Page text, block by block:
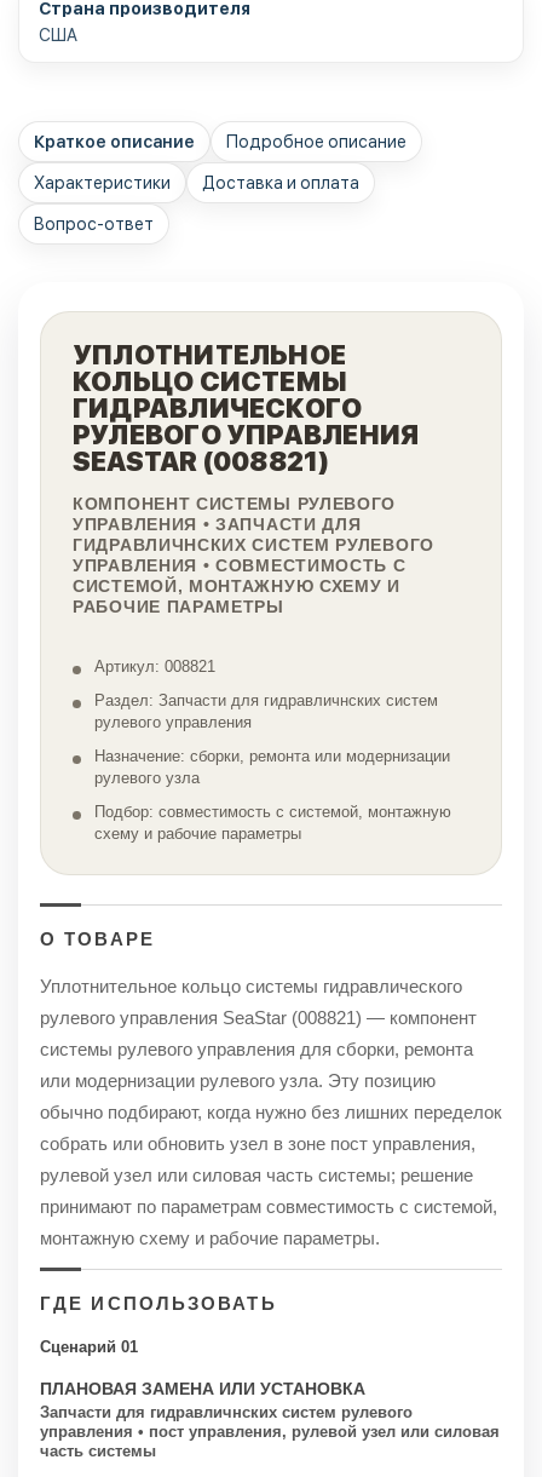
Страна производителя
США
Краткое описание Подробное описание
Характеристики Доставка и оплата
Вопрос-ответ
УПЛОТНИТЕЛЬНОЕ
КОЛЬЦО СИСТЕМЫ
ГИДРАВЛИЧЕСКОГО
РУЛЕВОГО УПРАВЛЕНИЯ
SEASTAR (008821)
КОМПОНЕНТ СИСТЕМЫ РУЛЕВОГО
УПРАВЛЕНИЯ • ЗАПЧАСТИ ДЛЯ
ГИДРАВЛИЧНСКИХ СИСТЕМ РУЛЕВОГО
УПРАВЛЕНИЯ • СОВМЕСТИМОСТЬ С
СИСТЕМОЙ, МОНТАЖНУЮ СХЕМУ И
РАБОЧИЕ ПАРАМЕТРЫ
Артикул: 008821
Раздел: Запчасти для гидравличнских систем
рулевого управления
Назначение: сборки, ремонта или модернизации
рулевого узла
Подбор: совместимость с системой, монтажную
схему и рабочие параметры
О ТОВАРЕ
Уплотнительное кольцо системы гидравлического
рулевого управления SeaStar (008821) — компонент
системы рулевого управления для сборки, ремонта
или модернизации рулевого узла. Эту позицию
обычно подбирают, когда нужно без лишних переделок
собрать или обновить узел в зоне пост управления,
рулевой узел или силовая часть системы; решение
принимают по параметрам совместимость с системой,
монтажную схему и рабочие параметры.
ГДЕ ИСПОЛЬЗОВАТЬ
Сценарий 01
ПЛАНОВАЯ ЗАМЕНА ИЛИ УСТАНОВКА
Запчасти для гидравличнских систем рулевого
управления • пост управления, рулевой узел или силовая
часть системы